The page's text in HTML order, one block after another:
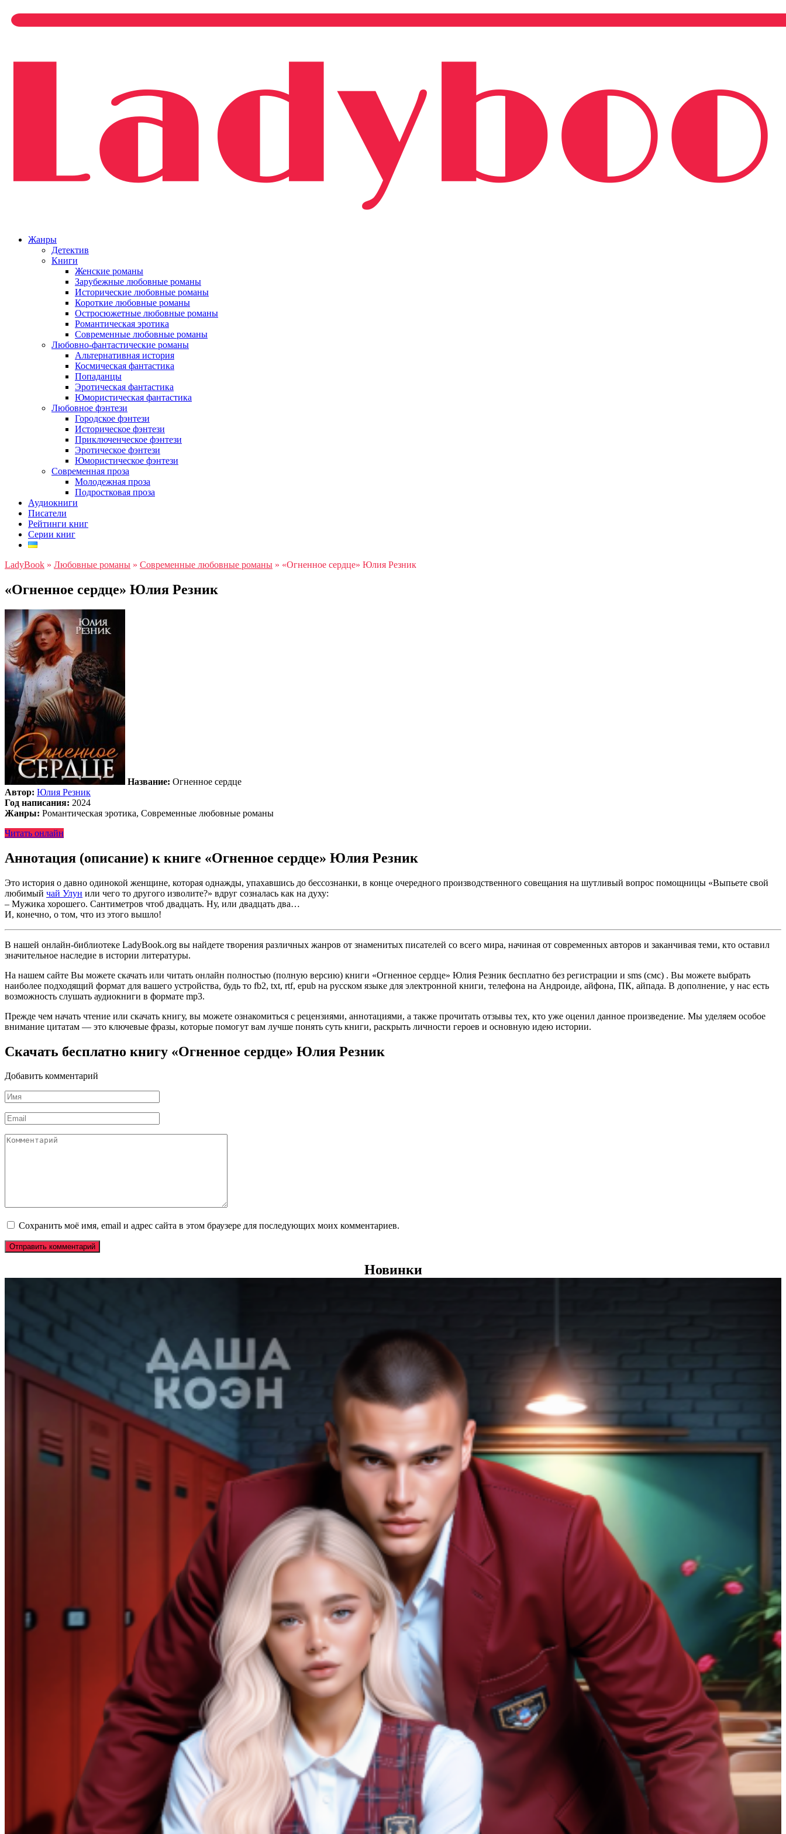
Жанры
Детектив
Книги
Женские романы
Зарубежные любовные романы
Исторические любовные романы
Короткие любовные романы
Остросюжетные любовные романы
Романтическая эротика
Современные любовные романы
Любовно-фантастические романы
Альтернативная история
Космическая фантастика
Попаданцы
Эротическая фантастика
Юмористическая фантастика
Любовное фэнтези
Городское фэнтези
Историческое фэнтези
Приключенческое фэнтези
Эротическое фэнтези
Юмористическое фэнтези
Современная проза
Молодежная проза
Подростковая проза
Аудиокниги
Писатели
Рейтинги книг
Серии книг
LadyBook » Любовные романы » Современные любовные романы » «Огненное сердце» Юлия Резник
«Огненное сердце» Юлия Резник
Название: Огненное сердце
Автор: Юлия Резник
Год написания: 2024
Жанры: Романтическая эротика, Современные любовные романы
Читать онлайн
Аннотация (описание) к книге «Огненное сердце» Юлия Резник
Это история о давно одинокой женщине, которая однажды, упахавшись до бессознанки, в конце очередного производственного совещания на шутливый вопрос помощницы «Выпьете свой
любимый чай Улун или чего то другого изволите?» вдруг созналась как на духу:
– Мужика хорошего. Сантиметров чтоб двадцать. Ну, или двадцать два…
И, конечно, о том, что из этого вышло!
В нашей онлайн-библиотеке LadyBook.org вы найдете творения различных жанров от знаменитых писателей со всего мира, начиная от современных авторов и заканчивая теми, кто оставил
значительное наследие в истории литературы.
На нашем сайте Вы можете скачать или читать онлайн полностью (полную версию) книги «Огненное сердце» Юлия Резник бесплатно без регистрации и sms (смс) . Вы можете выбрать
наиболее подходящий формат для вашего устройства, будь то fb2, txt, rtf, epub на русском языке для электронной книги, телефона на Андроиде, айфона, ПК, айпада. В дополнение, у нас есть
возможность слушать аудиокниги в формате mp3.
Прежде чем начать чтение или скачать книгу, вы можете ознакомиться с рецензиями, аннотациями, а также прочитать отзывы тех, кто уже оценил данное произведение. Мы уделяем особое
внимание цитатам — это ключевые фразы, которые помогут вам лучше понять суть книги, раскрыть личности героев и основную идею истории.
Скачать бесплатно книгу «Огненное сердце» Юлия Резник
Добавить комментарий
Имя
*
Email
*
Комментарий
Сохранить моё имя, email и адрес сайта в этом браузере для последующих моих комментариев.
Новинки